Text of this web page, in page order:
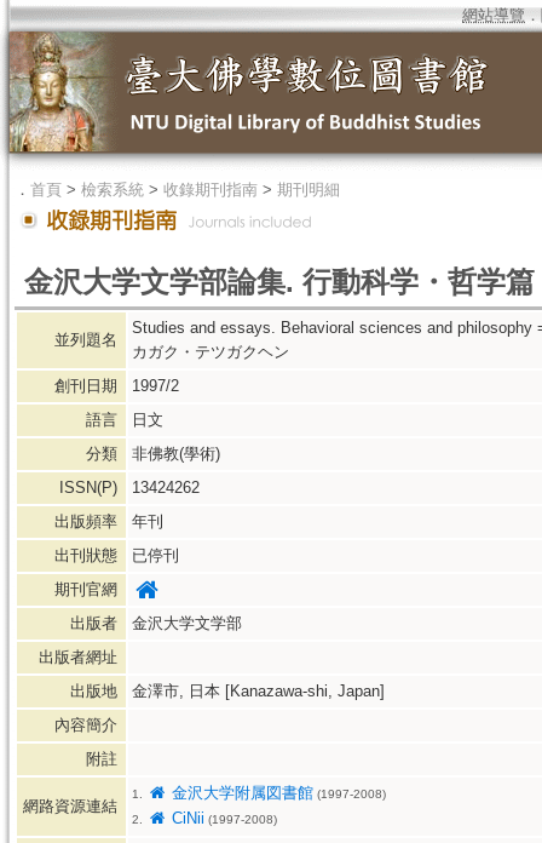
網站導覽 ．
． 首頁 > 檢索系統 > 收錄期刊指南 > 期刊明細
金沢大学文学部論集. 行動科学・哲学篇
並列題名
Studies and essays. Behavioral sciences and
カガク・テツガクヘン
創刊日期
1997/2
語言
日文
分類
非佛教(學術)
ISSN(P)
13424262
出版頻率
年刊
出刊狀態
已停刊
期刊官網
出版者
金沢大学文学部
出版者網址
出版地
金澤市, 日本 [Kanazawa-shi, Japan]
內容簡介
附註
網路資源連結
1. 金沢大学附属図書館 (1997-2008)
2.
CiNii (1997-2008)